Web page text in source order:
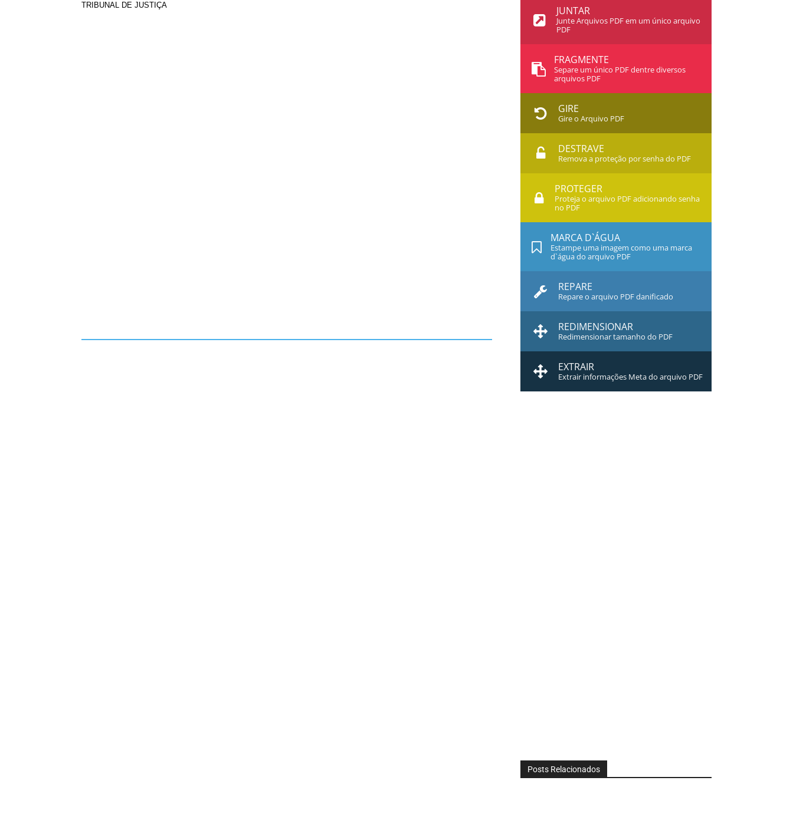
TRIBUNAL DE JUSTIÇA
JUNTAR
Junte Arquivos PDF em um único arquivo
PDF
FRAGMENTE
Separe um único PDF dentre diversos
arquivos PDF
GIRE
Gire o Arquivo PDF
DESTRAVE
Remova a proteção por senha do PDF
PROTEGER
Proteja o arquivo PDF adicionando senha
no PDF
MARCA D`ÁGUA
Estampe uma imagem como uma marca
d`água do arquivo PDF
REPARE
Repare o arquivo PDF danificado
REDIMENSIONAR
Redimensionar tamanho do PDF
EXTRAIR
Extrair informações Meta do arquivo PDF
Posts Relacionados